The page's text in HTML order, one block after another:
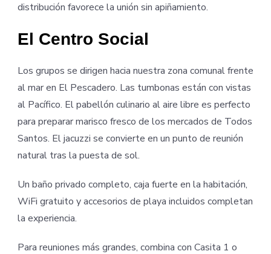
distribución favorece la unión sin apiñamiento.
El Centro Social
Los grupos se dirigen hacia nuestra zona comunal frente
al mar en El Pescadero. Las tumbonas están con vistas
al Pacífico. El pabellón culinario al aire libre es perfecto
para preparar marisco fresco de los mercados de Todos
Santos. El jacuzzi se convierte en un punto de reunión
natural tras la puesta de sol.
Un baño privado completo, caja fuerte en la habitación,
WiFi gratuito y accesorios de playa incluidos completan
la experiencia.
Para reuniones más grandes, combina con Casita 1 o